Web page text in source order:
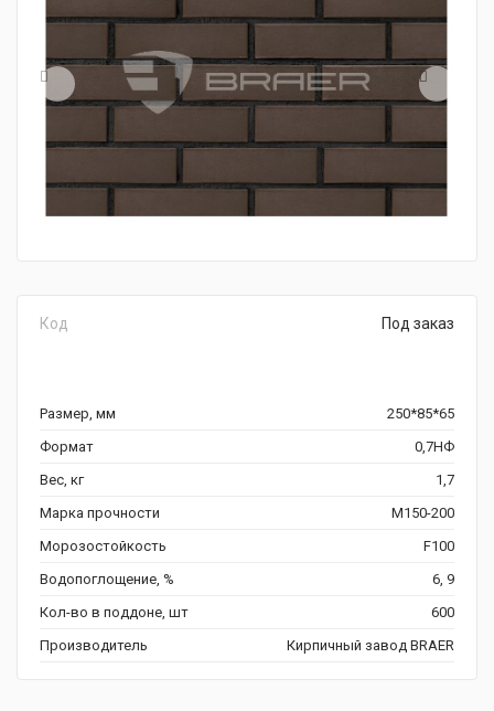
Код Под заказ
Размер, мм
250*85*65
Формат
0,7НФ
Вес, кг
1,7
Марка прочности
М150-200
Морозостойкость
F100
Водопоглощение, %
6, 9
Кол-во в поддоне, шт
600
Производитель
Кирпичный завод BRAER